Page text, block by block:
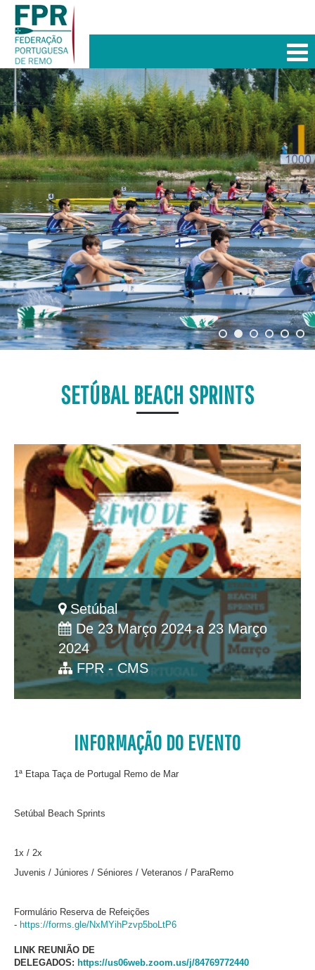
SETÚBAL BEACH SPRINTS
Setúbal
De 23 Março 2024 a 23 Março
2024
FPR - CMS
INFORMAÇÃO DO EVENTO
1ª Etapa Taça de Portugal Remo de Mar
Setúbal Beach Sprints
1x / 2x
Juvenis / Júniores / Séniores / Veteranos / ParaRemo
Formulário Reserva de Refeições
- https://forms.gle/NxMYihPzvp5boLtP6
LINK REUNIÃO DE
DELEGADOS: https://us06web.zoom.us/j/84769772440